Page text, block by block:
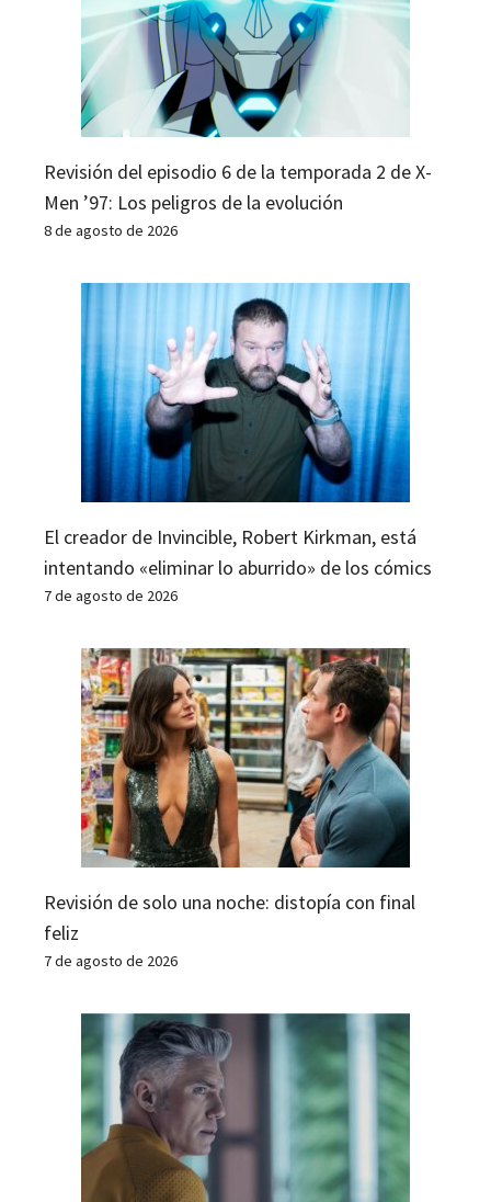
Revisión del episodio 6 de la temporada 2 de X-
Men ’97: Los peligros de la evolución
8 de agosto de 2026
El creador de Invincible, Robert Kirkman, está
intentando «eliminar lo aburrido» de los cómics
7 de agosto de 2026
Revisión de solo una noche: distopía con final
feliz
7 de agosto de 2026